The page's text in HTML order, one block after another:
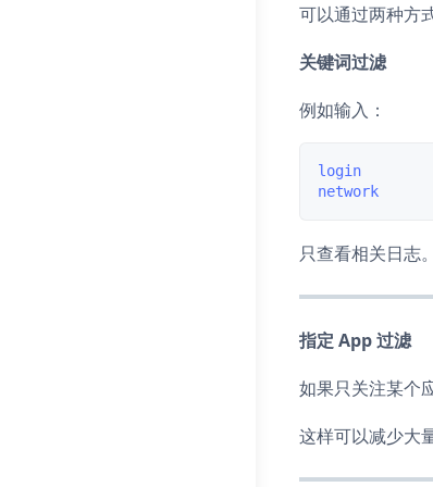
可以通过两种方
关键词过滤
例如输入：
login
只查看相关日志。
指定 App 过滤
如果只关注某个
这样可以减少大